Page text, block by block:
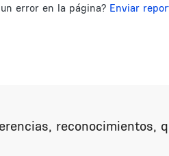
error en la página? Enviar
reconocimientos,